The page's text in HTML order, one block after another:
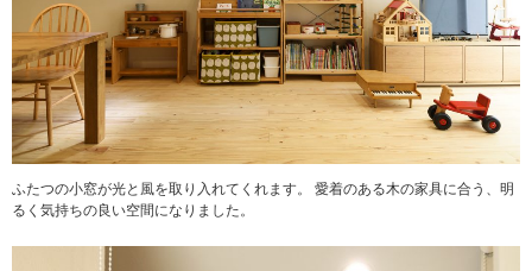
ふたつの小窓が光と風を取り入れてくれます。 愛着のある木の家具に合う、明
るく気持ちの良い空間になりました。